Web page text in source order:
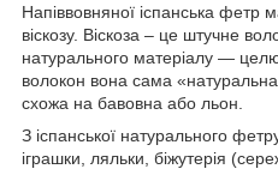
Напіввовняної іспанська фетр
віскозу. Віскоза – це штучне
натурального матеріалу —
волокон вона сама
схожа на бавовна або льон.
З іспанської натурального
іграшки, ляльки, біжутерія